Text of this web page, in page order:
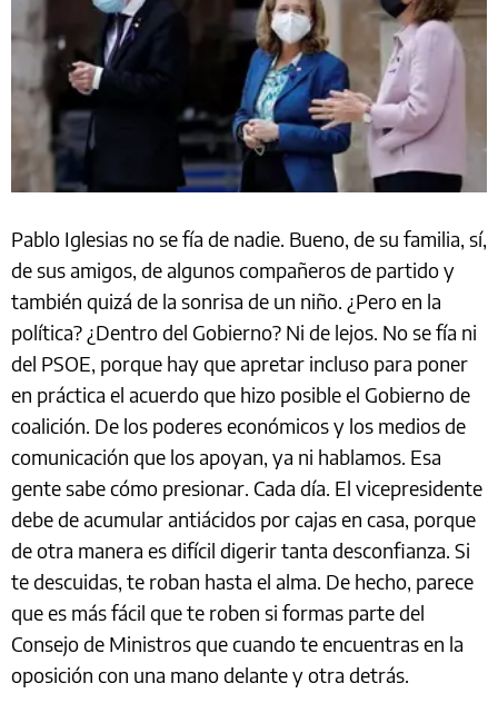
Pablo Iglesias no se fía de nadie. Bueno, de su familia, sí,
de sus amigos, de algunos compañeros de partido y
también quizá de la sonrisa de un niño. ¿Pero en la
política? ¿Dentro del Gobierno? Ni de lejos. No se fía ni
del PSOE, porque hay que apretar incluso para poner
en práctica el acuerdo que hizo posible el Gobierno de
coalición. De los poderes económicos y los medios de
comunicación que los apoyan, ya ni hablamos. Esa
gente sabe cómo presionar. Cada día. El vicepresidente
debe de acumular antiácidos por cajas en casa, porque
de otra manera es difícil digerir tanta desconfianza. Si
te descuidas, te roban hasta el alma. De hecho, parece
que es más fácil que te roben si formas parte del
Consejo de Ministros que cuando te encuentras en la
oposición con una mano delante y otra detrás.